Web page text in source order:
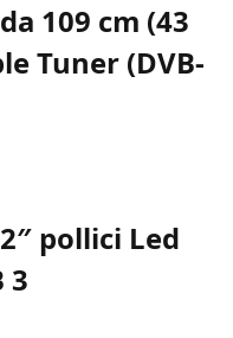
109 cm (43
Tuner (DVB-
pollici Led
3